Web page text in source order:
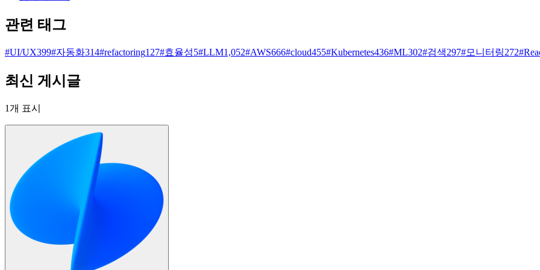
관련 태그
#UI/UX399#자동화314#refactoring127#효율성5#LLM1,052#AWS666#cloud455#Kubernetes436#ML302#검색297#모니터링272#
최신 게시글
1개 표시